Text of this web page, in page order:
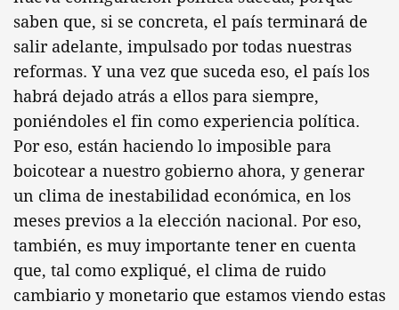
saben que, si se concreta, el país terminará de
salir adelante, impulsado por todas nuestras
reformas. Y una vez que suceda eso, el país los
habrá dejado atrás a ellos para siempre,
poniéndoles el fin como experiencia política.
Por eso, están haciendo lo imposible para
boicotear a nuestro gobierno ahora, y generar
un clima de inestabilidad económica, en los
meses previos a la elección nacional. Por eso,
también, es muy importante tener en cuenta
que, tal como expliqué, el clima de ruido
cambiario y monetario que estamos viendo estas